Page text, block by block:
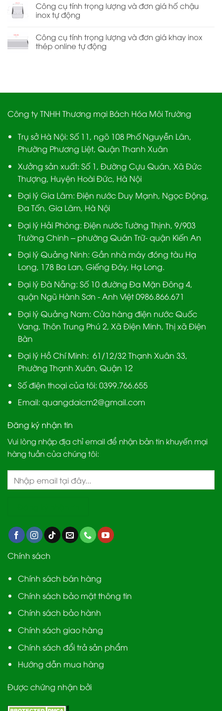
Công cụ tính trọng lượng và đơn giá hố chậu
inox tự động
Công cụ tính trọng lượng và đơn giá khay inox
thép online tự động
Công ty TNHH Thương mại Bách Hóa Môi Trường
Trụ sở Hà Nội: Số 11, ngõ 108 Phố Nguyễn Lân,
Phường Phương Liệt, Quận Thanh Xuân
Xưởng sản xuất: Số 1, Đường Cựu Quán, Xã Đức
Thượng, Huyện Hoài Đức, Hà Nội
Đại lý Gia Lâm: Điện nước Duy Mạnh, Ngọc Động,
Đa Tốn, Gia Lâm, Hà Nội
Đại lý Hải Phòng: Điện nước Tường Thịnh, 9/903
Trường Chinh – phường Quán Trữ- quận Kiến An
Đại lý Quảng Ninh: Gần nhà máy đóng tàu Hạ
Long, 178 Ba Lan, Giếng Đáy, Hạ Long.
Đại lý Đà Nẵng: Số 10 đường Đa Mặn Đông 4,
quận Ngũ Hành Sơn - Anh Việt 0986.866.671
Đại lý Quảng Nam: Cửa hàng điện nước Quốc
Vang, Thôn Trung Phú 2, Xã Điện Minh, Thị xã Điện
Bàn
Đại lý Hồ Chí Minh: 61/12/32 Thạnh Xuân 33,
Phường Thạnh Xuân, Quận 12
Số điện thoại của tôi: 0399.766.655
Email: quangdaicm2@gmail.com
Đăng ký nhận tin
Vui lòng nhập địa chỉ email để nhận bản tin khuyến mại
hàng tuần của chúng tôi:
Chính sách
Chính sách bán hàng
Chính sách bảo mật thông tin
Chính sách bảo hành
Chính sách giao hàng
Chính sách đổi trả sản phẩm
Hướng dẫn mua hàng
Được chứng nhận bởi